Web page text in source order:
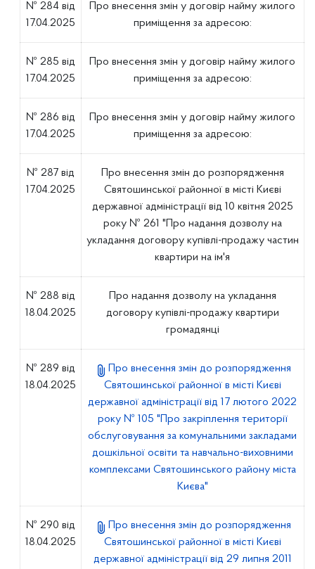
№ 284 від
17.04.2025
Про внесення змін у договір найму жилого
приміщення за адресою:
№ 285 від
17.04.2025
Про внесення змін у договір найму жилого
приміщення за адресою:
№ 286 від
17.04.2025
Про внесення змін у договір найму жилого
приміщення за адресою:
№ 287 від
17.04.2025
Про внесення змін до розпорядження
Святошинської районної в місті Києві
державної адміністрації від 10 квітня 2025
року № 261 "Про надання дозволу на
укладання договору купівлі-продажу частин
квартири на ім'я
№ 288 від
18.04.2025
Про надання дозволу на укладання
договору купівлі-продажу квартири
громадянці
№ 289 від
18.04.2025
Про внесення змін до розпорядження
Святошинської районної в місті Києві
державної адміністрації від 17 лютого 2022
року № 105 "Про закріплення території
обслуговування за комунальними закладами
дошкільної освіти та навчально-виховними
комплексами Святошинського району міста
Києва"
№ 290 від
18.04.2025
Про внесення змін до розпорядження
Святошинської районної в місті Києві
державної адміністрації від 29 липня 2011